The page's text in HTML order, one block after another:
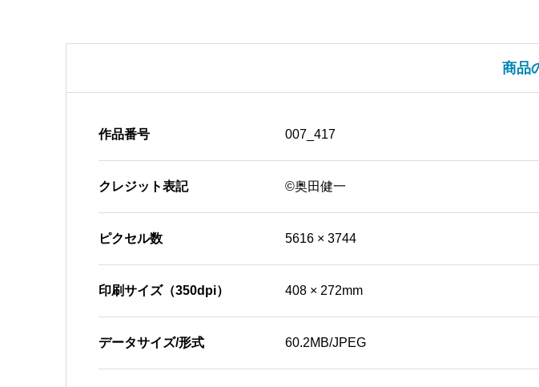
商品
作品番号 007_417
クレジット表記 ©奥田健一
ピクセル数 5616 × 3744
印刷サイズ（350dpi） 408 × 272mm
データサイズ/形式 60.2MB/JPEG